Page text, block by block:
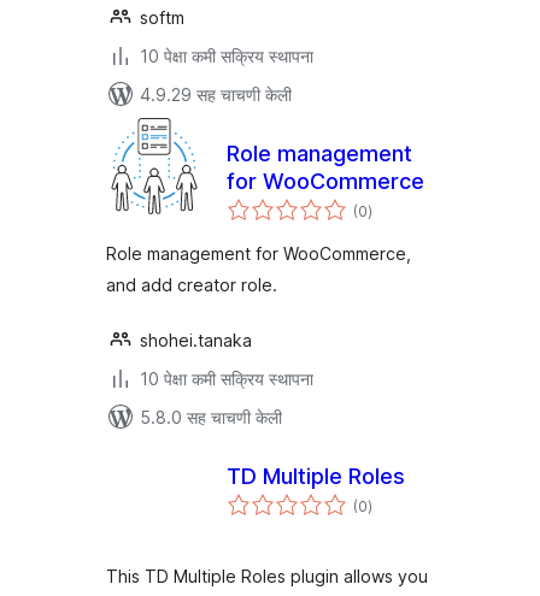
softm
10 पेक्षा कमी सक्रिय स्थापना
4.9.29 सह चाचणी केली
Role management
for WooCommerce
(0एकूण
मूल्यांकन
)
Role management for WooCommerce,
and add creator role.
shohei.tanaka
10 पेक्षा कमी सक्रिय स्थापना
5.8.0 सह चाचणी केली
TD Multiple Roles
(0एकूण
मूल्यांकन
)
This TD Multiple Roles plugin allows you